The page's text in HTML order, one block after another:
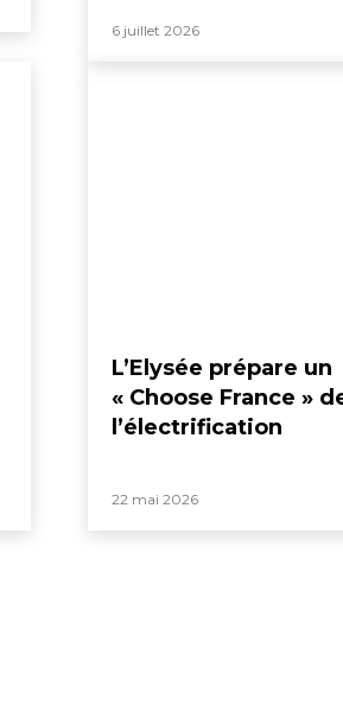
6 juillet 2026
L’Elysée prépare un
« Choose France »
l’électrification
22 mai 2026